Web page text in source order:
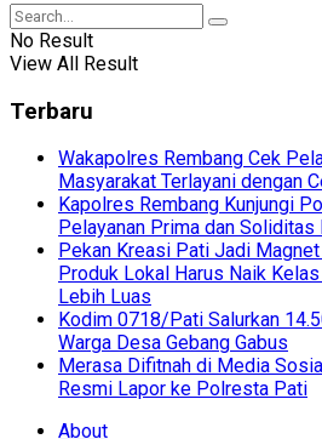
No Result
View All Result
Terbaru
Wakapolres Rembang Cek
Masyarakat Terlayani dengan
Kapolres Rembang Kunjungi
Pelayanan Prima dan Soliditas
Pekan Kreasi Pati Jadi
Produk Lokal Harus Naik
Lebih Luas
Kodim 0718/Pati Salurkan
Warga Desa Gebang Gabus
Merasa Difitnah di Media
Resmi Lapor ke Polresta Pati
About